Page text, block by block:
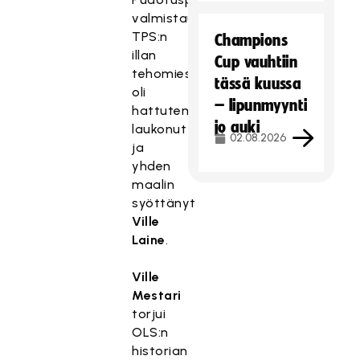
valmistautuvan
TPS:n
illan
tehomies
oli
hattutempun
laukonut
ja
yhden
maalin
syöttänyt
Ville
Laine.
Ville
Mestari
torjui
OLS:n
historian
Champions
Cup vauhtiin
tässä kuussa
– lipunmyynti
jo auki
02.08.2026